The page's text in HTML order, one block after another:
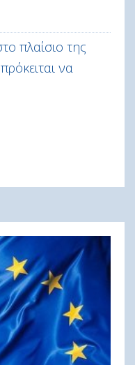
πλαίσιο της
να